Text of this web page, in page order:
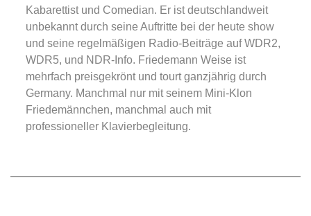
Kabarettist und Comedian. Er ist deutschlandweit
unbekannt durch seine Auftritte bei der heute show
und seine regelmäßigen Radio-Beiträge auf WDR2,
WDR5, und NDR-Info. Friedemann Weise ist
mehrfach preisgekrönt und tourt ganzjährig durch
Germany. Manchmal nur mit seinem Mini-Klon
Friedemännchen, manchmal auch mit
professioneller Klavierbegleitung.